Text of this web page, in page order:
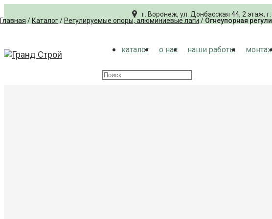
к
г. Воронеж, ул. Донбасская 44, 2 этаж,
каталог о нас наши работы
Главная / Каталог/ Регулируемые опоры, алюминиевые лаги / Огнеупорная